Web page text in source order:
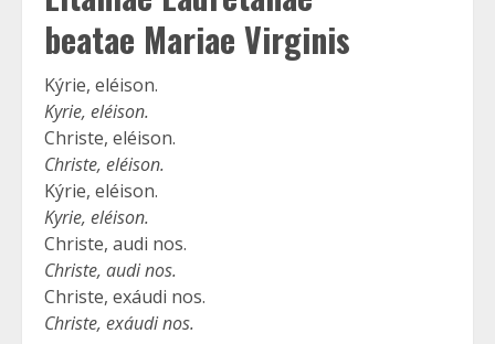
beatae Mariae Virginis
Kýrie, eléison.
Kyrie, eléison.
Christe, eléison.
Christe, eléison.
Kýrie, eléison.
Kyrie, eléison.
Christe, audi nos.
Christe, audi nos.
Christe, exáudi nos.
Christe, exáudi nos.